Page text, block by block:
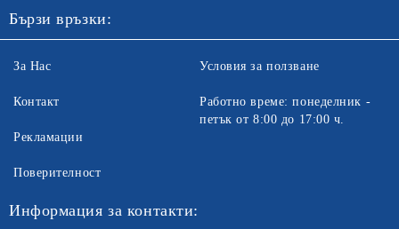
Бързи връзки:
За Нас
Контакт
Рекламации
Поверителност
Условия за ползване
Работно време: понеделник -
петък от 8:00 до 17:00 ч.
Информация за контакти: